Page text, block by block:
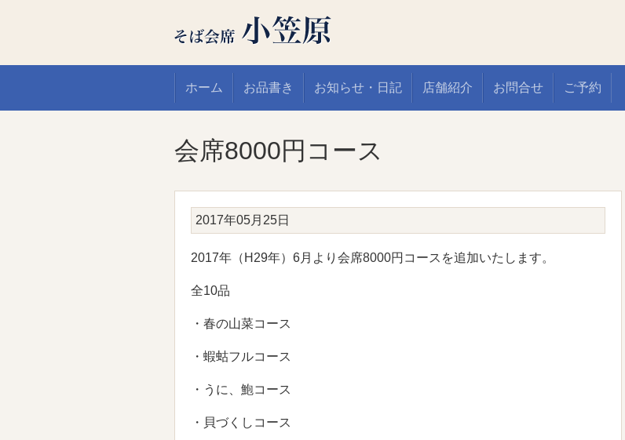
ホーム お品書き お知らせ・日記 店舗紹介 お問合せ ご予約
会席8000円コース
2017年05月25日
2017年（H29年）6月より会席8000円コースを追加いたします。
全10品
・春の山菜コース
・蝦蛄フルコース
・うに、鮑コース
・貝づくしコース